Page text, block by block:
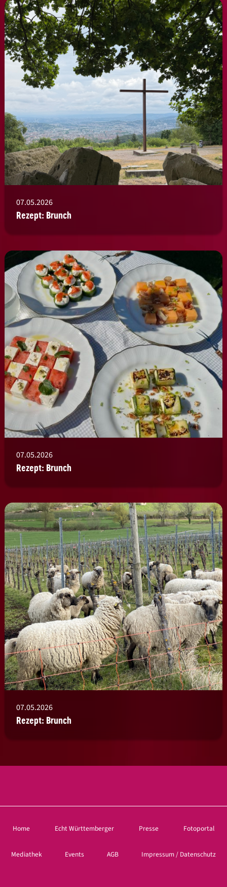
07.05.2026
Rezept: Brunch
07.05.2026
Rezept: Brunch
07.05.2026
Rezept: Brunch
Home Echt Württemberger Presse Fotoportal
Mediathek Events AGB Impressum / Datenschutz